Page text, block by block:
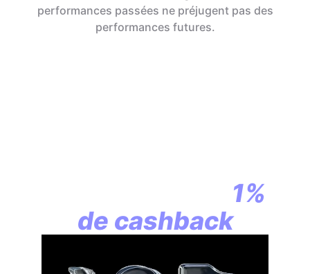
performances passées ne préjugent pas des
performances futures.
1%
de cashback